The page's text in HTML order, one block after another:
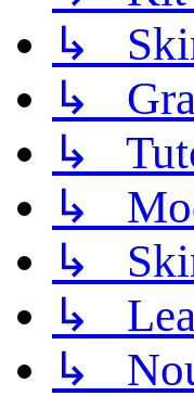
↳
↳
↳
↳
↳
↳
↳